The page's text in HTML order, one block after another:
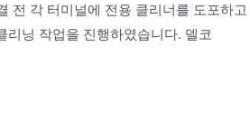
전 각 터미널에 전용 클리너를 도포하고
리닝 작업을 진행하였습니다. 델코